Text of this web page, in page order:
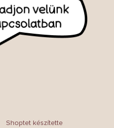
Shoptet készítette